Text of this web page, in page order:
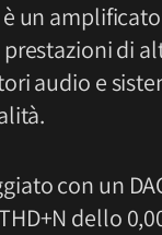
è un
prestazioni di
audio e
con un
dello